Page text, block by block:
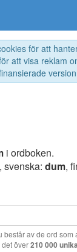
för att
att visa reklam
i ordboken.
, svenska: dum,
består av de ord
över210 000 unika